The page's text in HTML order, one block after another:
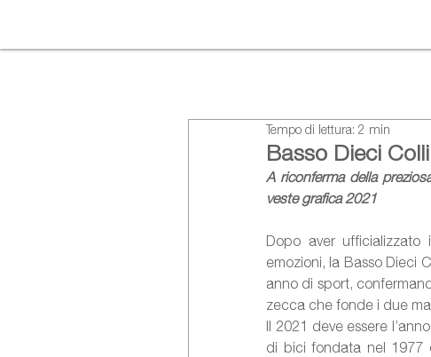
Basso Dieci
Tempo di lettura: 2 min
A riconferma della
veste grafica 2021
Dopo aver
emozioni, la Basso Dieci
anno di sport,
zecca che fonde i due
Il 2021 deve essere
di bici fondata nel 1977